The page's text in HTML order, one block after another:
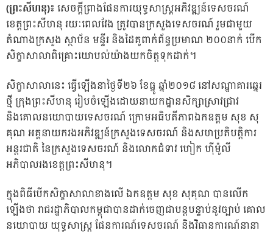
(ព្រះសីហនុ)៖សេចក្តីព្រាងផែនការយុទ្ធសាស្រ្តអភិវឌ្ឍន៍ទេសចរណ៍
ខេត្តព្រះសីហនុ រយៈពេលវែង ត្រូវបានក្រសួងទេសចរណ៍ រួមជាមួយ
តំណាងក្រសួង ស្ថាប័ន មន្ទីរ និងដៃគូពាក់ព័ន្ធប្រមាណ ២០០នាក់ បើក
សិក្ខាសាលាពិគ្រោះយោបល់យ៉ាងយកចិត្តទុកដាក់។
សិក្ខាសាលានេះ ធ្វើឡើងនាថ្ងៃទី២៦ ខែធ្នូ ឆ្នាំ២០១៨ នៅសណ្ឋាគារឆ្នេរ
ថ្មី ក្រុងព្រះសីហនុ រៀបចំឡើងដោយនាយកដ្ឋានសិក្សាស្រាវជ្រាវ
និងគោលនយោបាយទេសចរណ៍ ក្រោមអធិបតីភាពឯកឧត្តម សុខ សុ
គុណ អគ្គនាយករងអភិវឌ្ឍន៍ក្រសួងទេសចរណ៍ និងសហប្រតិបត្តិការ
អន្តរជាតិ នៃក្រសួងទេសចរណ៍ និងលោកជំទាវ ហៀក ហ៊ីម៉ូលី
អភិបាលរងខេត្តព្រះសីហនុ។
ក្នុងពិធីបើកសិក្ខាសាលាខាងលើ ឯកឧត្តម សុខ សុគុណ បានលើក
ឡើងថា រាជរដ្ឋាភិបាលកម្ពុជាបានដាក់ចេញជាបន្តបន្ទាប់នូវច្បាប់ គោល
នយោបាយ យុទ្ធសាស្រ្ត ផែនការណ៍ទេសចរណ៍ និងវិធានការណ៍នានា